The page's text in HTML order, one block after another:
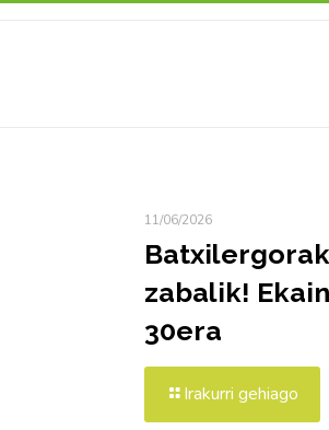
11/06/2026
zabalik!
30era
Irakurri gehiago